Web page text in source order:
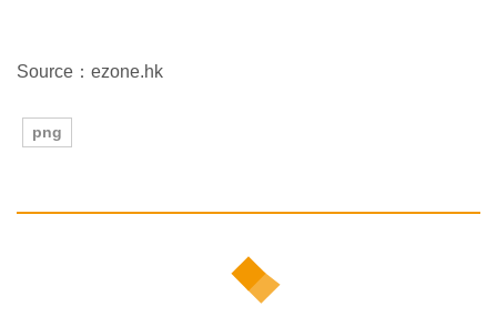
Source：ezone.hk
png